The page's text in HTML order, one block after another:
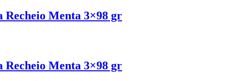
Recheio Menta 3×98 gr
Recheio Menta 3×98 gr